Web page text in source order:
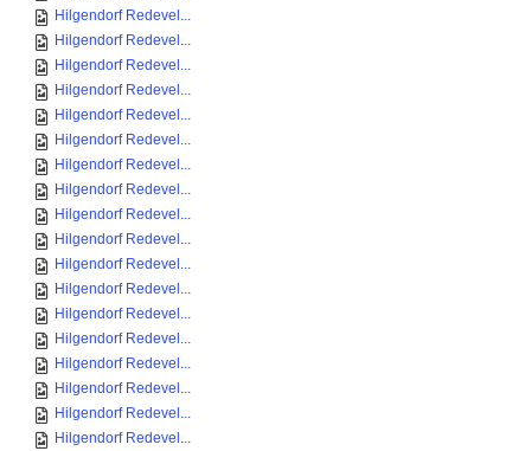
Hilgendorf Redevel...
Hilgendorf Redevel...
Hilgendorf Redevel...
Hilgendorf Redevel...
Hilgendorf Redevel...
Hilgendorf Redevel...
Hilgendorf Redevel...
Hilgendorf Redevel...
Hilgendorf Redevel...
Hilgendorf Redevel...
Hilgendorf Redevel...
Hilgendorf Redevel...
Hilgendorf Redevel...
Hilgendorf Redevel...
Hilgendorf Redevel...
Hilgendorf Redevel...
Hilgendorf Redevel...
Hilgendorf Redevel...